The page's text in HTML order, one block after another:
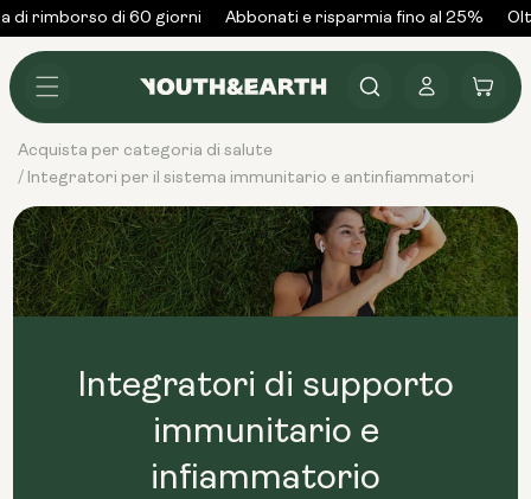
Vai al
contenuto
di rimborso di 60 giorni Abbonati e risparmia fino al 25%
Accedi Carrello
Acquista per categoria di salute
/ Integratori per il sistema immunitario e antinfiammatori
Integratori di supporto
immunitario e
infiammatorio